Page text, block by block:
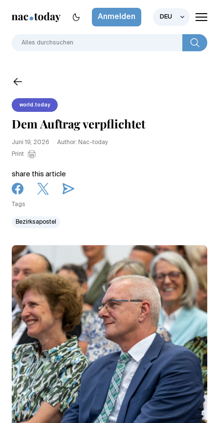
Anmelden DEU
world.today
Dem Auftrag verpflichtet
Juni 19, 2026
Author: Nac-today
Print
share this article
Tags
Bezirksapostel